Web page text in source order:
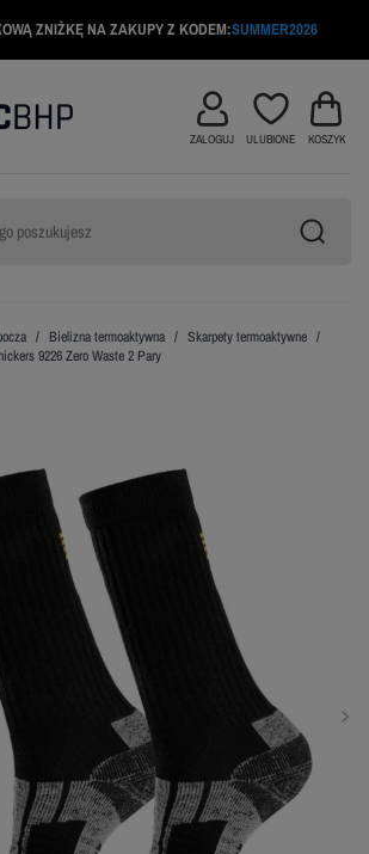
ZNIŻKĘ NA ZAKUPY Z KODEM:SUMMER2026
ZALOGUJ ULUBIONE KOSZYK
Bielizna termoaktywna
Skarpety termoaktywne
9226 Zero Waste 2 Pary